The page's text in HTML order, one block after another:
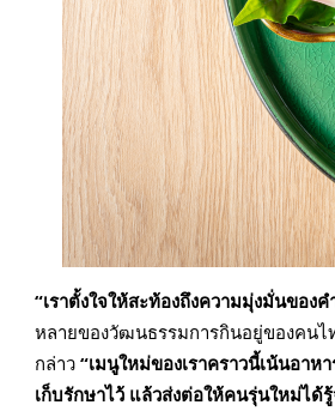
“เราตั้งใจให้สะท้องถึงความมุ่งมั่นขอ
หลายของวัฒนธรรมการกินอยู่ของคนไ
กล่าว “เมนูใหม่ของเราคราวนี้เน้นอาห
เก็บรักษาไว้ แล้วส่งต่อให้คนรุ่นใหม่ได้